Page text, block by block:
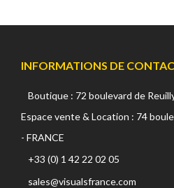
INFORMATIONS DE
Boutique : 72 boulevard de
Espace vente & Location : 74
- FRANCE
+33 (0) 1 42 22 02 05
sales@visualsfrance.com